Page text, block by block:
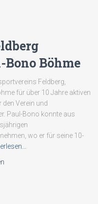
Böhme
Feldberg,
für über 10 Jahre aktiven
Verein und
Paul-Bono konnte aus
wo er für seine 10-